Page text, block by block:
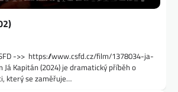
->> https://www.csfd.cz/film/1378034-ja-
Kapitán (2024) je dramatický příběh o
který se zaměřuje…